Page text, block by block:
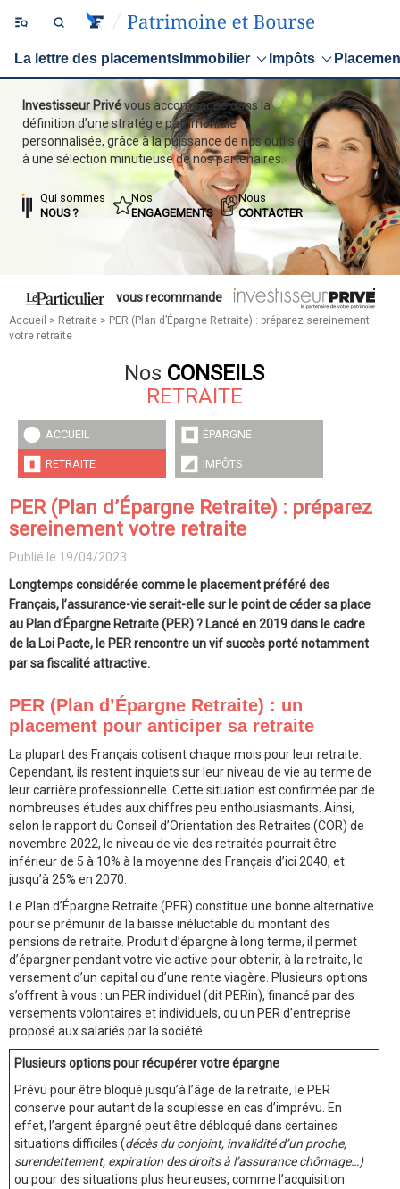
La lettre des placements Immobilier Impôts
Investisseur Privévous accompagne dans la
définition d’une stratégie patrimoniale
personnalisée, grâce à la puissance de nos outils et
à une sélection minutieuse de nos partenaires.
Qui sommes
NOUS ?
Nos
ENGAGEMENTS
Nous
CONTACTER
vous recommande
Accueil > Retraite > PER (Plan d’Épargne Retraite) : préparez sereinement
votre retraite
Nos CONSEILS
RETRAITE
ACCUEIL ÉPARGNE
RETRAITE IMPÔTS
PER (Plan d’Épargne Retraite) : préparez
sereinement votre retraite
Publié le 19/04/2023
Longtemps considérée comme le placement préféré des
Français, l’assurance-vie serait-elle sur le point de céder sa place
au Plan d’Épargne Retraite (PER) ? Lancé en 2019 dans le cadre
de la Loi Pacte, le PER rencontre un vif succès porté notamment
par sa fiscalité attractive.
PER (Plan d’Épargne Retraite) : un
placement pour anticiper sa retraite
La plupart des Français cotisent chaque mois pour leur retraite.
Cependant, ils restent inquiets sur leur niveau de vie au terme de
leur carrière professionnelle. Cette situation est confirmée par de
nombreuses études aux chiffres peu enthousiasmants. Ainsi,
selon le rapport du Conseil d’Orientation des Retraites (COR) de
novembre 2022, le niveau de vie des retraités pourrait être
inférieur de 5 à 10% à la moyenne des Français d’ici 2040, et
jusqu’à 25% en 2070.
Le Plan d’Épargne Retraite (PER) constitue une bonne alternative
pour se prémunir de la baisse inéluctable du montant des
pensions de retraite. Produit d’épargne à long terme, il permet
d’épargner pendant votre vie active pour obtenir, à la retraite, le
versement d’un capital ou d’une rente viagère. Plusieurs options
s’offrent à vous : un PER individuel (dit PERin), financé par des
versements volontaires et individuels, ou un PER d’entreprise
proposé aux salariés par la société.
Plusieurs options pour récupérer votre épargne
Prévu pour être bloqué jusqu’à l’âge de la retraite, le PER
conserve pour autant de la souplesse en cas d’imprévu. En
effet, l’argent épargné peut être débloqué dans certaines
situations difficiles (décès du conjoint, invalidité d’un proche,
surendettement, expiration des droits à l’assurance chômage…)
ou pour des situations plus heureuses, comme l’acquisition